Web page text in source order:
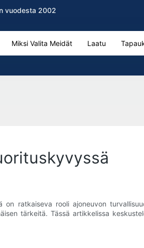
vuodesta 2002
Miksi Valita Meidät Laatu
ratkaiseva rooli ajoneuvon
tärkeitä. Tässä artikkelissa